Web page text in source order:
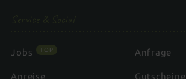
Jobs TOP Anfrage
Anreise Gutscheine